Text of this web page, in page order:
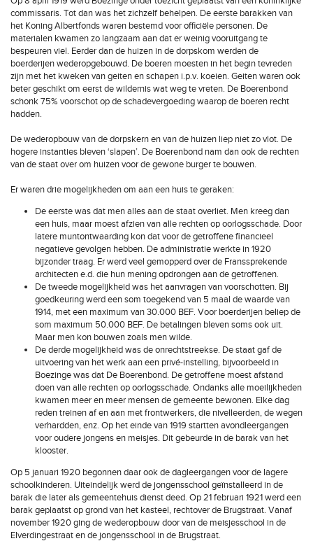
commissaris. Tot dan was het zichzelf behelpen. De eerste barakken van
het Koning Albertfonds waren bestemd voor officiële personen. De
materialen kwamen zo langzaam aan dat er weinig vooruitgang te
bespeuren viel. Eerder dan de huizen in de dorpskom werden de
boerderijen wederopgebouwd. De boeren moesten in het begin tevreden
zijn met het kweken van geiten en schapen i.p.v. koeien. Geiten waren ook
beter geschikt om eerst de wildernis wat weg te vreten. De Boerenbond
schonk 75% voorschot op de schadevergoeding waarop de boeren recht
hadden.
De wederopbouw van de dorpskern en van de huizen liep niet zo vlot. De
hogere instanties bleven ‘slapen’. De Boerenbond nam dan ook de rechten
van de staat over om huizen voor de gewone burger te bouwen.
Er waren drie mogelijkheden om aan een huis te geraken:
De eerste was dat men alles aan de staat overliet. Men kreeg dan
een huis, maar moest afzien van alle rechten op oorlogsschade. Door
latere muntontwaarding kon dat voor de getroffene financieel
negatieve gevolgen hebben. De administratie werkte in 1920
bijzonder traag. Er werd veel gemopperd over de Franssprekende
architecten e.d. die hun mening opdrongen aan de getroffenen.
De tweede mogelijkheid was het aanvragen van voorschotten. Bij
goedkeuring werd een som toegekend van 5 maal de waarde van
1914, met een maximum van 30.000 BEF. Voor boerderijen beliep de
som maximum 50.000 BEF. De betalingen bleven soms ook uit.
Maar men kon bouwen zoals men wilde.
De derde mogelijkheid was de onrechtstreekse. De staat gaf de
uitvoering van het werk aan een privé-instelling, bijvoorbeeld in
Boezinge was dat De Boerenbond. De getroffene moest afstand
doen van alle rechten op oorlogsschade. Ondanks alle moeilijkheden
kwamen meer en meer mensen de gemeente bewonen. Elke dag
reden treinen af en aan met frontwerkers, die nivelleerden, de wegen
verhardden, enz. Op het einde van 1919 startten avondleergangen
voor oudere jongens en meisjes. Dit gebeurde in de barak van het
klooster.
Op 5 januari 1920 begonnen daar ook de dagleergangen voor de lagere
schoolkinderen. Uiteindelijk werd de jongensschool geïnstalleerd in de
barak die later als gemeentehuis dienst deed. Op 21 februari 1921 werd een
barak geplaatst op grond van het kasteel, rechtover de Brugstraat. Vanaf
november 1920 ging de wederopbouw door van de meisjesschool in de
Elverdingestraat en de jongensschool in de Brugstraat.